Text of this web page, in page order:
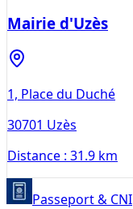
Mairie d'Uzès
1, Place du Duché
30701 Uzès
Distance : 31.9 km
Passeport & CNI